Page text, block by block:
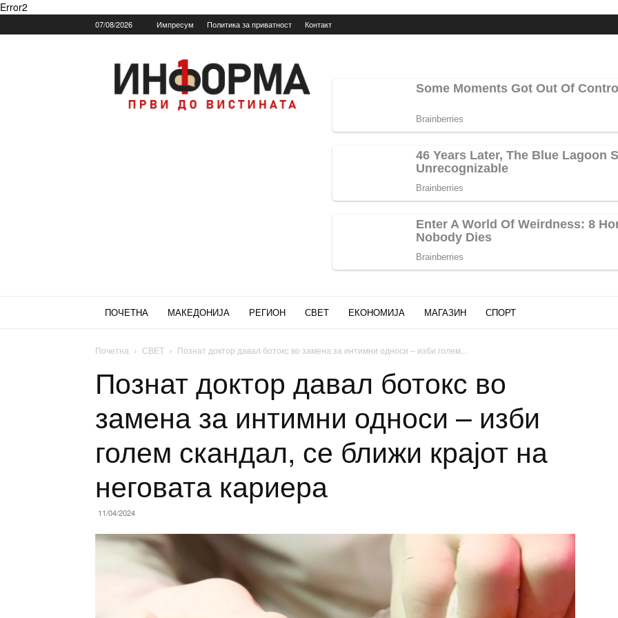
Error2
07/08/2026 Импресум Политика за приватност Контакт
Informa.mk
ПОЧЕТНА МАКЕДОНИЈА РЕГИОН СВЕТ ЕКОНОМИЈА МАГАЗИН СПОРТ
Почетна СВЕТ Познат доктор давал ботокс во замена за интимни односи – изби голем...
Познат доктор давал ботокс во
замена за интимни односи – изби
голем скандал, се ближи крајот на
неговата кариера
11/04/2024